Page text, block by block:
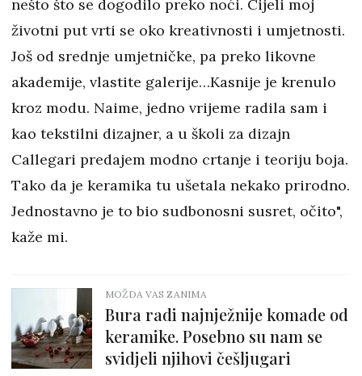
nešto što se dogodilo preko noći. Cijeli moj
životni put vrti se oko kreativnosti i umjetnosti.
Još od srednje umjetničke, pa preko likovne
akademije, vlastite galerije…Kasnije je krenulo
kroz modu. Naime, jedno vrijeme radila sam i
kao tekstilni dizajner, a u školi za dizajn
Callegari predajem modno crtanje i teoriju boja.
Tako da je keramika tu ušetala nekako prirodno.
Jednostavno je to bio sudbonosni susret, očito",
kaže mi.
MOŽDA VAS ZANIMA
Bura radi najnježnije komade od
keramike. Posebno su nam se
svidjeli njihovi češljugari